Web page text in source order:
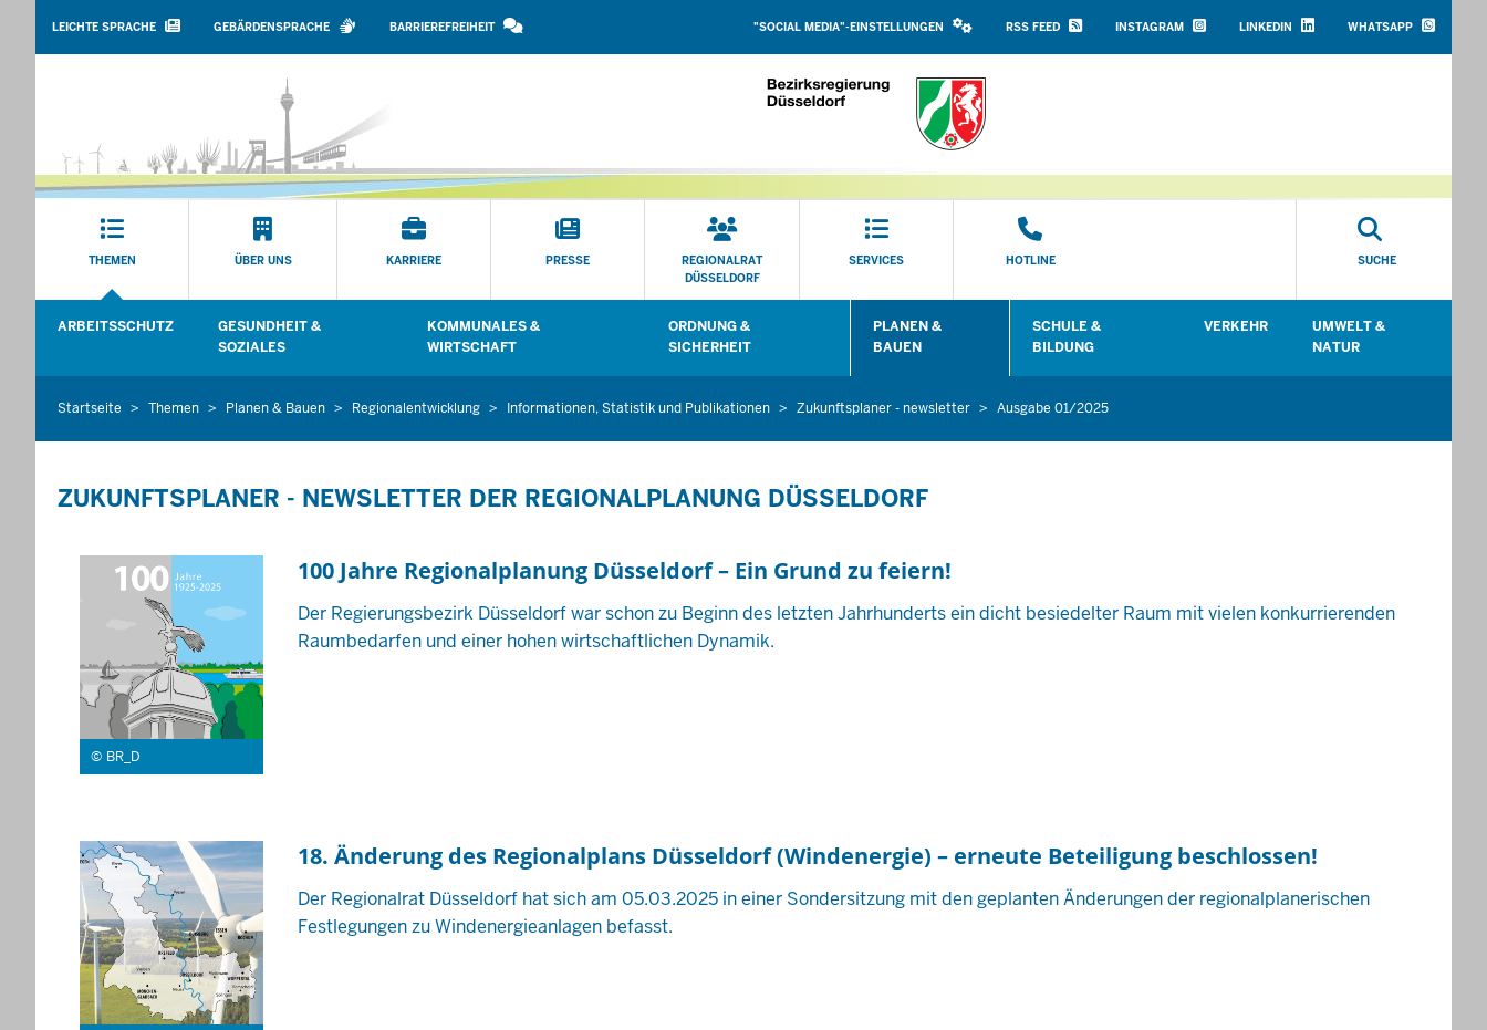
Direkt zum Inhalt
SPRACHEN
LEICHTE SPRACHE GEBÄRDENSPRACHE BARRIEREFREIHEIT
MEDIA
"SOCIAL MEDIA"-EINSTELLUNGEN
TOPRSS FEED INSTAGRAM LINKEDIN WHATSAPP
Hauptmenü
THEMEN ÜBER UNS KARRIERE PRESSE
REGIONALRAT
DÜSSELDORF
SERVICES HOTLINE SUCHE
ARBEITSSCHUTZ
Untermenü öffnen
GESUNDHEIT &
SOZIALES
Untermenü öffnen
KOMMUNALES &
WIRTSCHAFT
Untermenü öffnen
ORDNUNG &
SICHERHEIT
Untermenü öffnen
PLANEN &
BAUEN
Untermenü öffnen
SCHULE &
BILDUNG
Untermenü öffnen
VERKEHR
Untermenü öffnen
UMWELT &
NATUR
Sie
befinden
hier
Startseite Themen Planen & Bauen Regionalentwicklung Informationen, Statistik und Publikationen Zukunftsplaner - newsletter Ausgabe 01/2025
ZUKUNFTSPLANER - NEWSLETTER DER REGIONALPLANUNG DÜSSELDORF
BR_D
100 Jahre Regionalplanung Düsseldorf – Ein Grund zu feiern!
Der Regierungsbezirk Düsseldorf war schon zu Beginn des letzten Jahrhunderts ein dicht besiedelter Raum mit vielen konkurrierenden
Raumbedarfen und einer hohen wirtschaftlichen Dynamik.
18. Änderung des Regionalplans Düsseldorf (Windenergie) – erneute Beteiligung beschlossen!
Der Regionalrat Düsseldorf hat sich am 05.03.2025 in einer Sondersitzung mit den geplanten Änderungen der regionalplanerischen
Festlegungen zu Windenergieanlagen befasst.